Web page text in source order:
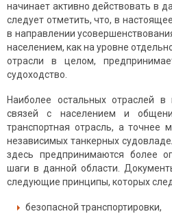
начинает активно действовать в
следует отметить, что, в
в направлении
населением, как на уровне
отрасли в целом,
судоходство.
Наиболее остальных отраслей в
связей с населением и
транспортная отрасль, а точнее
независимых танкерных
здесь предпринимаются более
шаги в данной области.
следующие принципы, которых
безопасной транспортировки,